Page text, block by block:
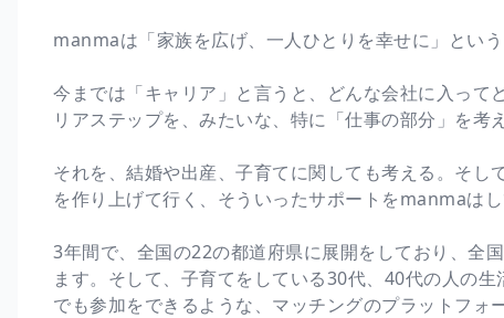
manmaは「家族を広げ、一人ひとりを幸せに」とい
今までは「キャリア」と言うと、どんな会社に入って
リアステップを、みたいな、特に「仕事の部分」を考
それを、結婚や出産、子育てに関しても考える。そ
を作り上げて行く、そういったサポートをmanmaはし
3年間で、全国の22の都道府県に展開をしており、全
ます。そして、子育てをしている30代、40代の人の
でも参加をできるような、マッチングのプラットフォ